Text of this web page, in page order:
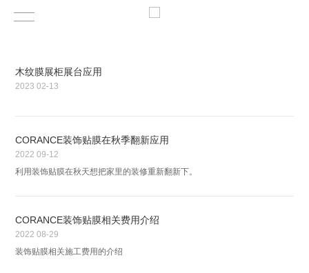
木纹膜展柜展台应用
2023 02-13
CORANCE装饰贴膜在秋季翻新应用
2022 09-12
利用装饰贴膜在秋天想把家里的装修重新翻新下。
CORANCE装饰贴膜相关费用介绍
2022 08-29
装饰贴膜相关施工费用的介绍